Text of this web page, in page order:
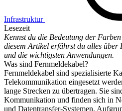
Infrastruktur
Lesezeit
Kennst du die Bedeutung der
diesem Artikel erfährst du alles über
und die wichtigsten Anwendungen.
Was sind Fernmeldekabel?
Fernmeldekabel sind spezialisierte
Telekommunikation eingesetzt
lange Strecken zu übertragen. Sie
Kommunikation und finden sich in
und Datentransfer-Systemen.